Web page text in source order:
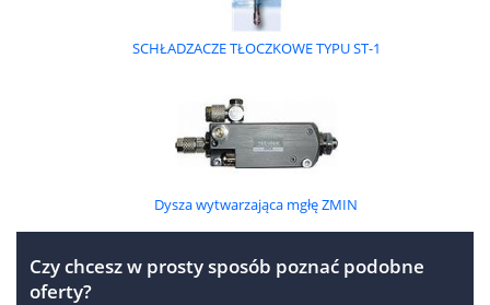
SCHŁADZACZE TŁOCZKOWE TYPU ST-1
Dysza wytwarzająca mgłę ZMIN
Czy chcesz w prosty sposób poznać podobne
oferty?